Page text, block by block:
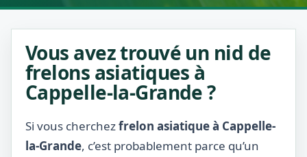
Vous avez trouvé un nid de
frelons asiatiques à
Cappelle-la-Grande ?
Si vous cherchezfrelon asiatique à Cappelle-
la-Grande, c’est probablement parce qu’un